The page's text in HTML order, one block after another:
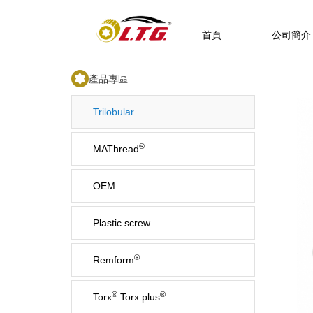
首頁 公司簡介
產品專區
Trilobular
MAThread®
OEM
Plastic screw
Remform®
Torx® Torx plus®